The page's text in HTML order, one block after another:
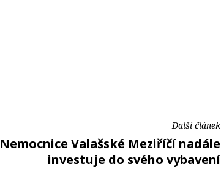
Další článek
Nemocnice Valašské Meziříčí nadále
investuje do svého vybavení